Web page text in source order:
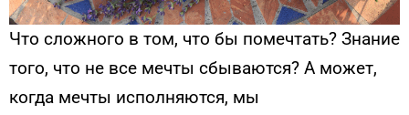
Что сложного в том, что бы помечтать? Знание
того, что не все мечты сбываются? А может,
когда мечты исполняются, мы